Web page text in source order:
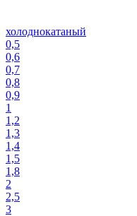
холоднокатаный
0,5
0,6
0,7
0,8
0,9
1
1,2
1,3
1,4
1,5
1,8
2
2,5
3